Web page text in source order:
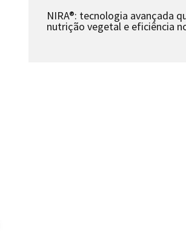
NIRA®: tecnologia avançada
nutrição vegetal e eficiência